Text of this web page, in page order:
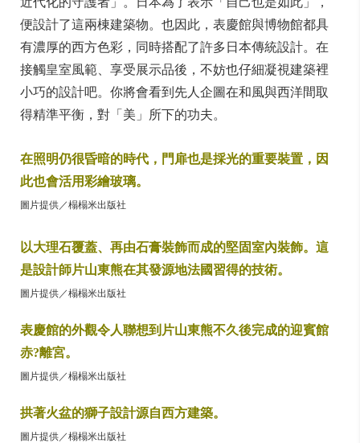
便設計了這兩棟建築物。也因此，表慶館與博物館都具
有濃厚的西方色彩，同時搭配了許多日本傳統設計。在
接觸皇室風範、享受展示品後，不妨也仔細凝視建築裡
小巧的設計吧。你將會看到先人企圖在和風與西洋間取
得精準平衡，對「美」所下的功夫。
在照明仍很昏暗的時代，門扉也是採光的重要裝置，因
此也會活用彩繪玻璃。
圖片提供／榻榻米出版社
以大理石覆蓋、再由石膏裝飾而成的堅固室內裝飾。這
是設計師片山東熊在其發源地法國習得的技術。
圖片提供／榻榻米出版社
表慶館的外觀令人聯想到片山東熊不久後完成的迎賓館
赤?離宮。
圖片提供／榻榻米出版社
拱著火盆的獅子設計源自西方建築。
圖片提供／榻榻米出版社